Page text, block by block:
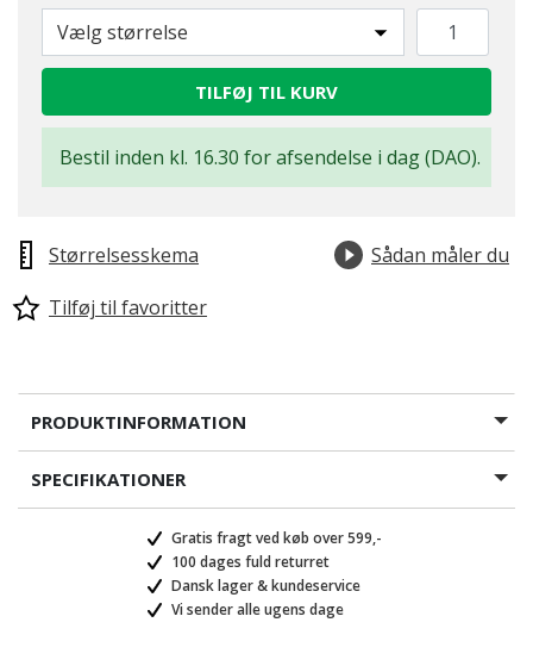
Vælg størrelse
TILFØJ TIL KURV
Bestil inden kl. 16.30 for afsendelse i dag (DAO).
Størrelsesskema
Sådan måler du
Tilføj til favoritter
PRODUKTINFORMATION
SPECIFIKATIONER
Gratis fragt ved køb over 599,-
100 dages fuld returret
Dansk lager & kundeservice
Vi sender alle ugens dage